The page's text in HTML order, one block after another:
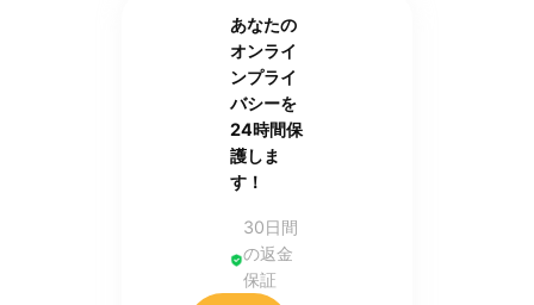
あなたの
オンライ
ンプライ
バシーを
24時間保
護しま
す！
30日間
の返金
保証